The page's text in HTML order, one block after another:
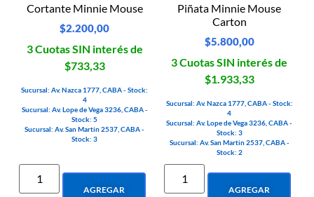
Cortante Minnie Mouse
$2.200,00
3 Cuotas SIN interés de
$733,33
Sucursal: Av. Nazca 1777, CABA - Stock:
4
Sucursal: Av. Lope de Vega 3236, CABA -
Stock: 5
Sucursal: Av. San Martin 2537, CABA -
Stock: 3
AGREGAR
Piñata Minnie Mouse
Carton
$5.800,00
3 Cuotas SIN interés de
$1.933,33
Sucursal: Av. Nazca 1777, CABA - Stock:
4
Sucursal: Av. Lope de Vega 3236, CABA -
Stock: 3
Sucursal: Av. San Martin 2537, CABA -
Stock: 2
AGREGAR